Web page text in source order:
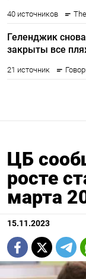
ЦБ
росте
марта
15.11.2023